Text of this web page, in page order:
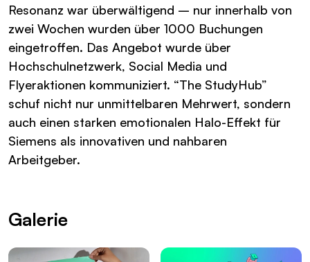
Resonanz war überwältigend – nur innerhalb von
zwei Wochen wurden über 1000 Buchungen
eingetroffen. Das Angebot wurde über
Hochschulnetzwerk, Social Media und
Flyeraktionen kommuniziert. “The StudyHub”
schuf nicht nur unmittelbaren Mehrwert, sondern
auch einen starken emotionalen Halo-Effekt für
Siemens als innovativen und nahbaren
Arbeitgeber.
Galerie